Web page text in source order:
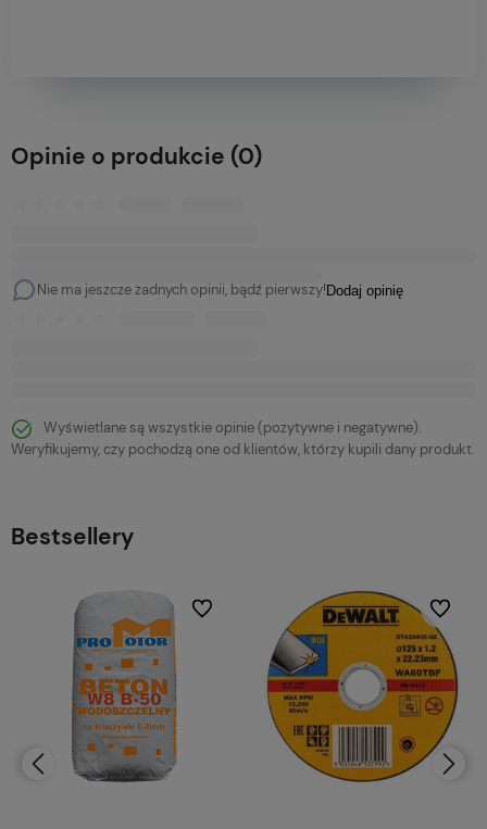
Opinie o produkcie (0)
Nie ma jeszcze żadnych opinii, bądź pierwszy! Dodaj opinię
Wyświetlane są wszystkie opinie (pozytywne i negatywne).
Weryfikujemy, czy pochodzą one od klientów, którzy kupili dany produkt.
Bestsellery
Do ulubionych Do